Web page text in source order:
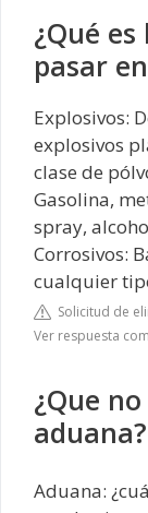
¿Qué
pasar
Explosivos:
explosivos
clase de
Gasolina,
spray,
Corrosivos:
cualquier
Solicitud de
Ver respuesta
¿Que
aduana?
Aduana: